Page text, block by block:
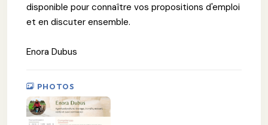
disponible pour connaître vos propositions d'emploi
et en discuter ensemble.
Enora Dubus
PHOTOS